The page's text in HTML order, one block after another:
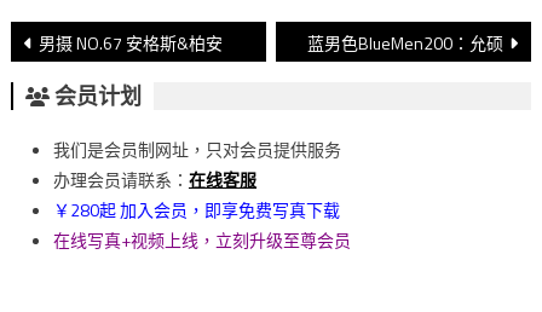
文
章
導
覽
男摄 NO.67 安格斯&柏安 蓝男色BlueMen200：允硕
会员计划
我们是会员制网址，只对会员提供服务
办理会员请联系： 在线客服
￥280起 加入会员，即享免费写真下载
在线写真+视频上线，立刻升级至尊会员